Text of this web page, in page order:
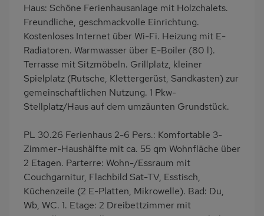
Herd (2 Platten)
Kühlschrank
Mikrowelle
Babybett
Kinderhochstuhl
Nichtraucher
Haustiere/Hund
verboten
Wb/WC
Internet
Terrassenmöbel
Haus: Schöne Ferienhausanlage mit Holzchalets.
Freundliche, geschmackvolle Einrichtung.
Kostenloses Internet über Wi-Fi. Heizung mit E-
Radiatoren. Warmwasser über E-Boiler (80 l).
Terrasse mit Sitzmöbeln. Grillplatz, kleiner
Spielplatz (Rutsche, Klettergerüst, Sandkasten) zur
gemeinschaftlichen Nutzung. 1 Pkw-
Stellplatz/Haus auf dem umzäunten Grundstück.
PL 30.26 Ferienhaus 2-6 Pers.: Komfortable 3-
Zimmer-Haushälfte mit ca. 55 qm Wohnfläche über
2 Etagen. Parterre: Wohn-/Essraum mit
Couchgarnitur, Flachbild Sat-TV, Esstisch,
Küchenzeile (2 E-Platten, Mikrowelle). Bad: Du,
Wb, WC. 1. Etage: 2 Dreibettzimmer mit